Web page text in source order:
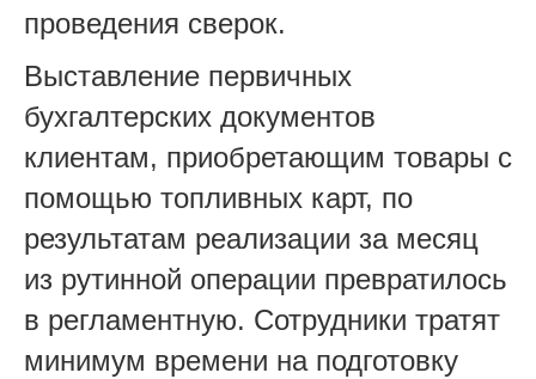
проведения сверок.
Выставление первичных
бухгалтерских документов
клиентам, приобретающим товары с
помощью топливных карт, по
результатам реализации за месяц
из рутинной операции превратилось
в регламентную. Сотрудники тратят
минимум времени на подготовку